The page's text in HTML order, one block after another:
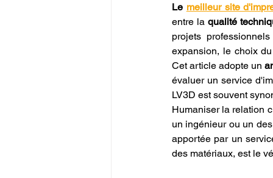
Bambu Lab X2D fusion
Le meilleur site
entre la qualité
projets
expansion, le choix
Cet article adopte un
évaluer un service
LV3D est souvent
Humaniser la relation
un ingénieur ou un
apportée par un
des matériaux, est le